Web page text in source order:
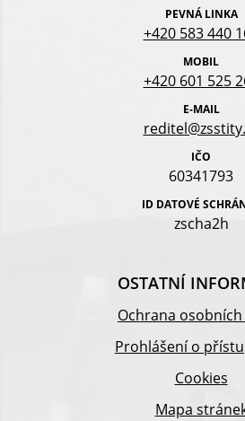
PEVNÁ LINKA
+420 583 440
MOBIL
+420 601 525
E-MAIL
IČO
60341793
ID DATOVÉ
zscha2h
OSTATNÍ
Ochrana
Prohlášení o
Cookies
Mapa